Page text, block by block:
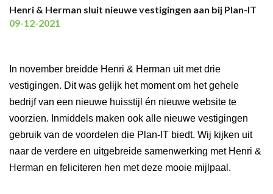
Henri & Herman sluit nieuwe vestigingen aan bij Plan-IT
09-12-2021
In november breidde Henri & Herman uit met drie
vestigingen. Dit was gelijk het moment om het gehele
bedrijf van een nieuwe huisstijl én nieuwe website te
voorzien. Inmiddels maken ook alle nieuwe vestigingen
gebruik van de voordelen die Plan-IT biedt. Wij kijken uit
naar de verdere en uitgebreide samenwerking met Henri &
Herman en feliciteren hen met deze mooie mijlpaal.